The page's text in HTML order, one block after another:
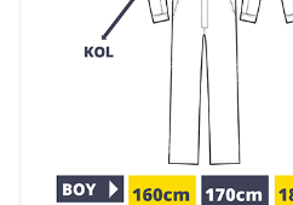
avantajlı fiyat ve hızlı
sunarız.
Hızlı Teslimat:
teslim ederek iş
İletişim Bilgileri: